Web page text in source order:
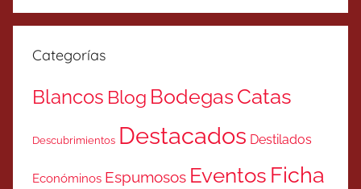
Categorías
Blancos Blog BodegasCatas
Descubrimientos Destacados Destilados
Económinos Espumosos Eventos Ficha